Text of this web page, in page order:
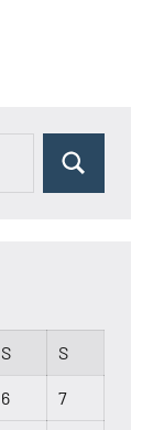
Suchen
S S
6 7